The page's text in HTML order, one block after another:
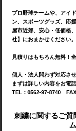
プロ野球チームや、アイ
ン、スポーツグッズ、応
屋市近郊、安心・低価格
社】におまかせください。
見積りはもちろん無料！
個人・法人問わず対応さ
まずは詳しい内容をお電
TEL：0562-97-8740
刺繍に関するご質